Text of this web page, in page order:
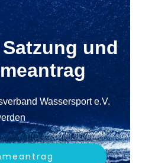
Satzung und
Wassersport e.V.